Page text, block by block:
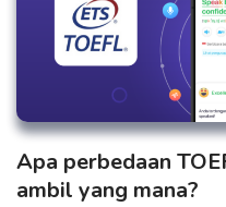
Apa perbedaan
ambil yang mana?